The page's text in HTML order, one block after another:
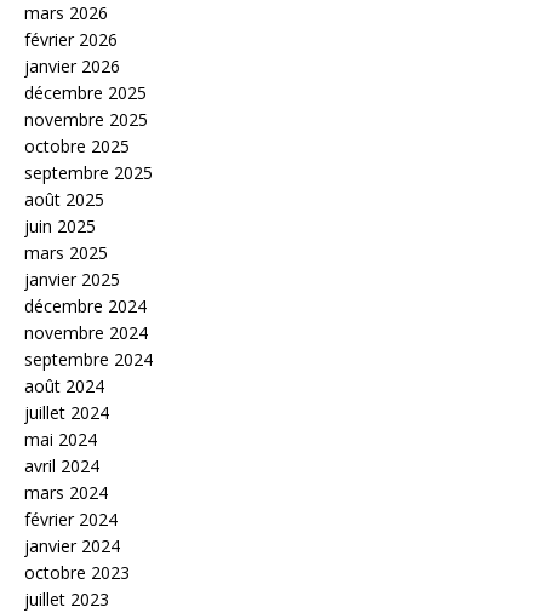
mars 2026
février 2026
janvier 2026
décembre 2025
novembre 2025
octobre 2025
septembre 2025
août 2025
juin 2025
mars 2025
janvier 2025
décembre 2024
novembre 2024
septembre 2024
août 2024
juillet 2024
mai 2024
avril 2024
mars 2024
février 2024
janvier 2024
octobre 2023
juillet 2023